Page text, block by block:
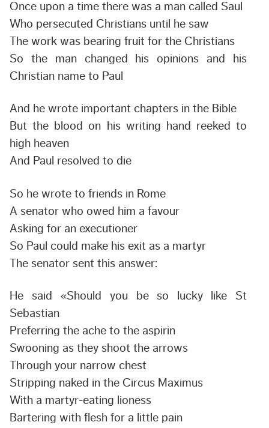
Once upon a time there was a man called Saul
Who persecuted Christians until he saw
The work was bearing fruit for the Christians
So the man changed his opinions and his
Christian name to Paul
And he wrote important chapters in the Bible
But the blood on his writing hand reeked to
high heaven
And Paul resolved to die
So he wrote to friends in Rome
A senator who owed him a favour
Asking for an executioner
So Paul could make his exit as a martyr
The senator sent this answer:
He said «Should you be so lucky like St
Sebastian
Preferring the ache to the aspirin
Swooning as they shoot the arrows
Through your narrow chest
Stripping naked in the Circus Maximus
With a martyr-eating lioness
Bartering with flesh for a little pain